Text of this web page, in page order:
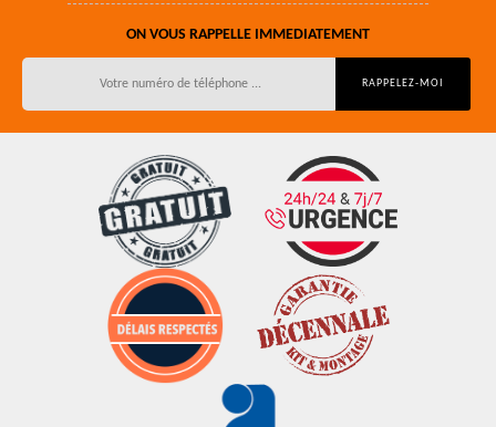
ON VOUS RAPPELLE IMMEDIATEMENT